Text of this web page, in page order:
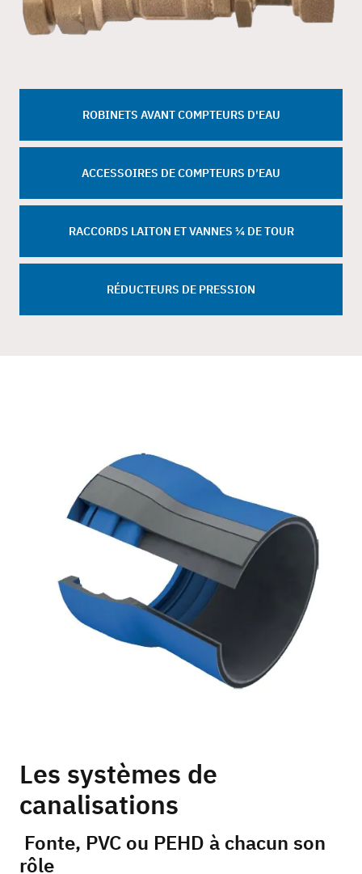
ROBINETS AVANT COMPTEURS D'EAU
ACCESSOIRES DE COMPTEURS D’EAU
RACCORDS LAITON ET VANNES ¼ DE TOUR
RÉDUCTEURS DE PRESSION
Les systèmes de
canalisations
Fonte, PVC ou PEHD à chacun son
rôle